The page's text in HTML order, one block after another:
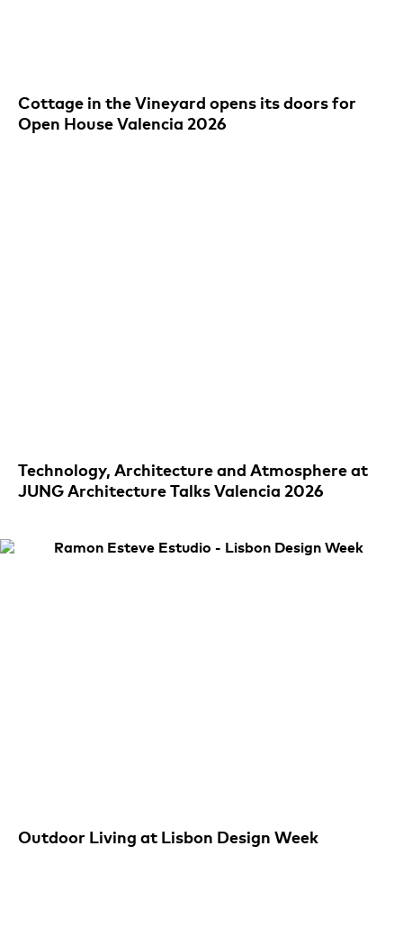
Cottage in the Vineyard opens its doors for
Open House Valencia 2026
Technology, Architecture and Atmosphere at
JUNG Architecture Talks Valencia 2026
Outdoor Living at Lisbon Design Week